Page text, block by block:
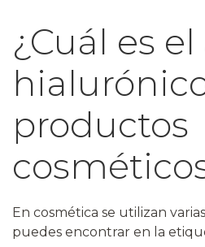
¿Cuál es
productos
En cosmética se utilizan
puedes encontrar en la